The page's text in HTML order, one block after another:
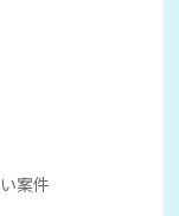
案件